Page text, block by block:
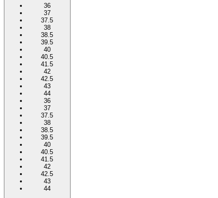
36
37
37.5
38
38.5
39.5
40
40.5
41.5
42
42.5
43
44
36
37
37.5
38
38.5
39.5
40
40.5
41.5
42
42.5
43
44